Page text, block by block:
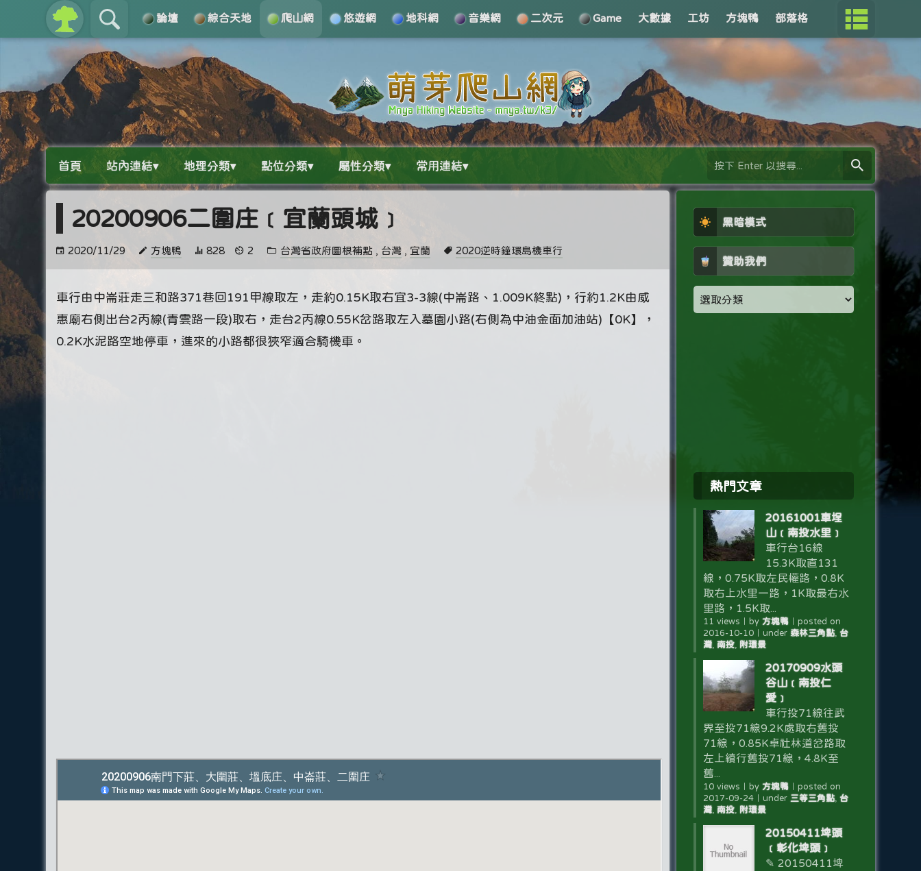
論壇 綜合天地 爬山網 悠遊網 地科網 音樂網 二次元 Game 大數據 工坊 方塊鴨 部落格
關於 導覽
首頁 站內連結▾ 地理分類▾ 點位分類▾ 屬性分類▾ 常用連結▾
20200906二圍庄﹝宜蘭頭城﹞
2020/11/29 方塊鴨 828 2 台灣省政府圖根補點 , 台灣 , 宜蘭 2020逆時鐘環島機車行
車行由中崙莊走三和路371巷回191甲線取左，走約0.15K取右宜3-3線(中崙路、1.009K終點)，行約1.2K由威
惠廟右側出台2丙線(青雲路一段)取右，走台2丙線0.55K岔路取左入墓園小路(右側為中油金面加油站)【0K】，
0.2K水泥路空地停車，進來的小路都很狹窄適合騎機車。
黑暗模式
贊助我們
熱門文章
20161001車埕
山﹝南投水里﹞
車行台16線
15.3K取直131
線，0.75K取左民權路，0.8K
取右上水里一路，1K取最右水
里路，1.5K取...
11 views by 方塊鴨｜ posted on
2016-10-10｜ under 森林三角點, 台
灣, 南投, 附環景
20170909水頭
谷山﹝南投仁
愛﹞
車行投71線往武
界至投71線9.2K處取右舊投
71線，0.85K卓社林道岔路取
左上續行舊投71線，4.8K至
舊...
10 views by 方塊鴨｜ posted on
2017-09-24｜ under 三等三角點, 台
灣, 南投, 附環景
20150411埤頭
﹝彰化埤頭﹞
✎ 20150411埤